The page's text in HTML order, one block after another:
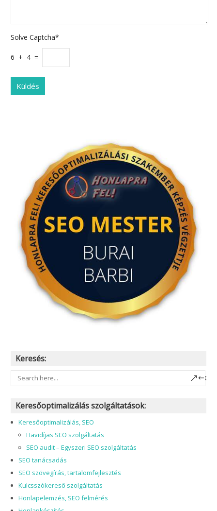
Solve Captcha*
6 + 4 =
Keresés:
Keresőoptimalizálás szolgáltatások:
Keresőoptimalizálás, SEO
Havidíjas SEO szolgáltatás
SEO audit – Egyszeri SEO szolgáltatás
SEO tanácsadás
SEO szövegírás, tartalomfejlesztés
Kulcsszókereső szolgáltatás
Honlapelemzés, SEO felmérés